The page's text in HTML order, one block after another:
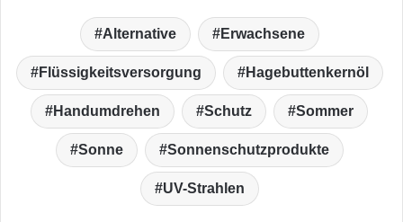
Alternative Erwachsene
Flüssigkeitsversorgung Hagebuttenkernöl
Handumdrehen Schutz Sommer
Sonne Sonnenschutzprodukte
UV-Strahlen